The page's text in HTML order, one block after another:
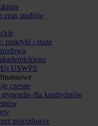
czas studiów
praktyki i staże
USWPS
czesne
dla kandydatów
pracodawcę